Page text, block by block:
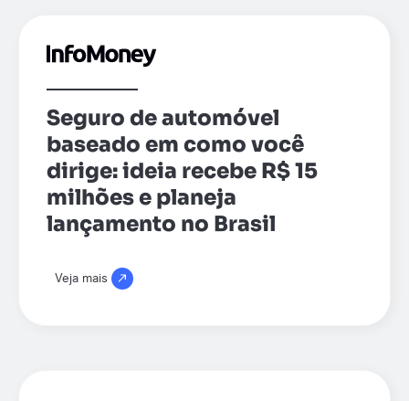
Seguro de automóvel
baseado em como você
dirige: ideia recebe R$ 15
milhões e planeja
lançamento no Brasil
Veja mais